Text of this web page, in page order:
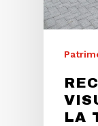
LA